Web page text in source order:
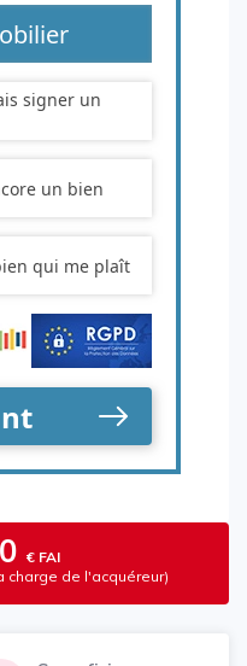
€ FAI
charge de l'acquéreur)